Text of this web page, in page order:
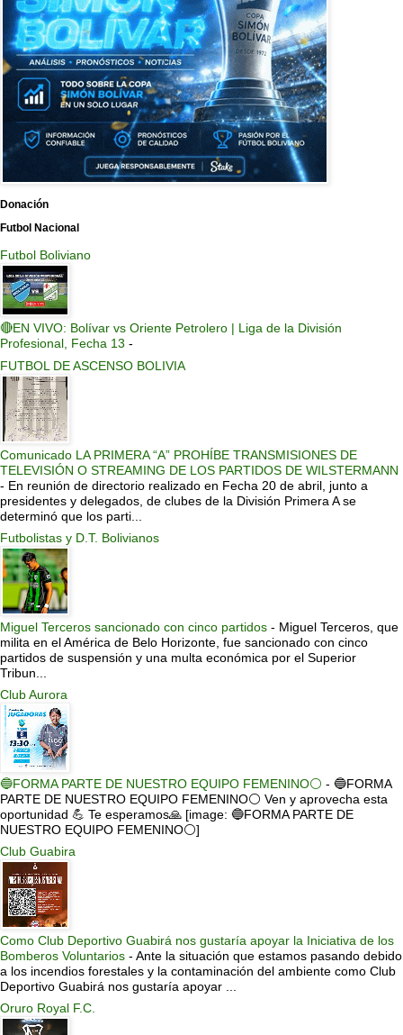
Donación
Futbol Nacional
Futbol Boliviano
🔴EN VIVO: Bolívar vs Oriente Petrolero | Liga de la División
Profesional, Fecha 13 -
FUTBOL DE ASCENSO BOLIVIA
Comunicado LA PRIMERA “A” PROHÍBE TRANSMISIONES DE
TELEVISIÓN O STREAMING DE LOS PARTIDOS DE WILSTERMANN
- En reunión de directorio realizado en Fecha 20 de abril, junto a
presidentes y delegados, de clubes de la División Primera A se
determinó que los parti...
Futbolistas y D.T. Bolivianos
Miguel Terceros sancionado con cinco partidos - Miguel Terceros, que
milita en el América de Belo Horizonte, fue sancionado con cinco
partidos de suspensión y una multa económica por el Superior
Tribun...
Club Aurora
🔵FORMA PARTE DE NUESTRO EQUIPO FEMENINO⚪ - 🔵FORMA
PARTE DE NUESTRO EQUIPO FEMENINO⚪ Ven y aprovecha esta
oportunidad 💪 Te esperamos🙏 [image: 🔵FORMA PARTE DE
NUESTRO EQUIPO FEMENINO⚪]
Club Guabira
Como Club Deportivo Guabirá nos gustaría apoyar la Iniciativa de los
Bomberos Voluntarios - Ante la situación que estamos pasando debido
a los incendios forestales y la contaminación del ambiente como Club
Deportivo Guabirá nos gustaría apoyar ...
Oruro Royal F.C.